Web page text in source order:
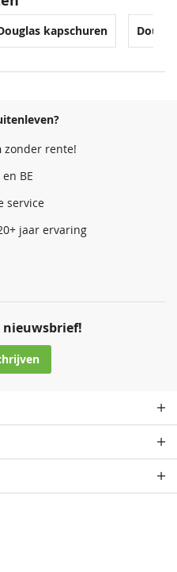
kapschuren
nieuwsbrief!
zonder rente!
BE
service
jaar ervaring